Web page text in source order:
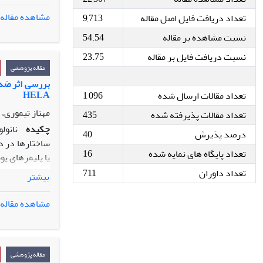
تعداد دریافت فایل اصل مقاله
9,713
نسبت مشاهده بر مقاله
54.54
نسبت دریافت فایل بر مقاله
23.75
تعداد مقالات ارسال شده
1,096
تعداد مقالات پذیرفته شده
435
درصد پذیرش
40
تعداد پایگاه های نمایه شده
16
تعداد داوران
711
کاراپاس
تخم­های
دارای قطر 2
می­دهد که
فارس بالاتر
مشاهده مقاله
مقاله پژوهشی
بررسی اثر
HELA
مهناز
چکیده
ساختارها در
یا پلیمرهای
رحم رده HELA است. از تست MTT، جهت بررسی میزان بقای سلولی استفاده شد. میزان بیان ژن
پوشش‌داده‌
کیتوزان
کافئیک‌
بیشتر
مشاهده مقاله
مقاله پژوهشی